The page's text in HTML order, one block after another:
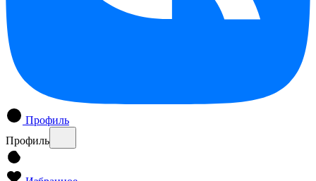
Профиль
Профиль